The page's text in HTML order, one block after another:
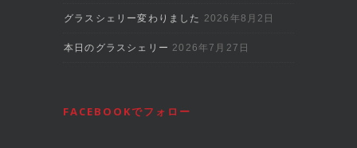
グラスシェリー変わりました 2026年8月2日
本日のグラスシェリー 2026年7月27日
FACEBOOKでフォロー